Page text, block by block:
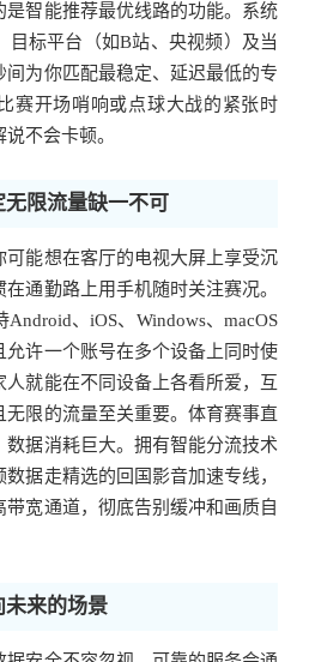
是智能推荐最优线路的功能。系统
目标平台（如B站、央视频）及当
间为你匹配最稳定、延迟最低的专
赛开场哨响或点球大战的紧张时
不会卡顿。
限流量缺一不可
可能想在客厅的电视大屏上享受沉
通勤路上用手机随时关注赛况。
、iOS、Windows、macOS
允许一个账号在多个设备上同时使
就能在不同设备上各看所爱，互
无限的流量至关重要。体育赛事直
数据消耗巨大。拥有智能分流技术
据走精选的回国影音加速专线，
宽通道，彻底告别缓冲和画质自
未来的场景